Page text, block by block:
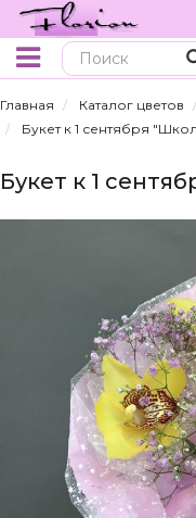
Главная Каталог цветов
Букет к 1 сентября
Букет к 1